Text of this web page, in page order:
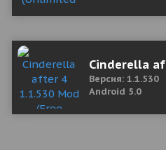
Cinderella
Версия: 1.1.530
Android 5.0